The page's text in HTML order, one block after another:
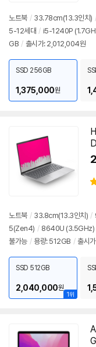
노트북 / 33.78cm(13.3인치) /
5-12세대 / i5-1240P
GB / 출시가: 2,012,004원
SSD 256GB
1,375,000원
별
노트북 / 33.8cm(13.3인치 ) /
5(Zen4) / 8640U (3.5GHz)
불가능 / 용량: 512GB / 출시
1위
SSD 512GB
2,040,000원